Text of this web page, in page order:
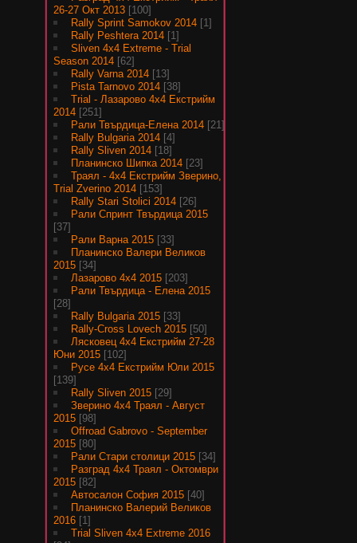
26-27 Окт 2013 [100]
Rally Sprint Samokov 2014 [1]
Rally Peshtera 2014 [1]
Sliven 4x4 Extreme - Trial
Season 2014 [62]
Rally Varna 2014 [13]
Pista Tarnovo 2014 [38]
Trial - Лазарово 4х4 Екстрийм
2014 [251]
Рали Твърдица-Елена 2014 [21]
Rally Bulgaria 2014 [4]
Rally Sliven 2014 [18]
Планинско Шипка 2014 [23]
Траял - 4х4 Екстрийм Зверино,
Trial Zverino 2014 [153]
Rally Stari Stolici 2014 [26]
Рали Спринт Твърдица 2015
[37]
Рали Варна 2015 [33]
Планинско Валери Великов
2015 [34]
Лазарово 4х4 2015 [203]
Рали Твърдица - Елена 2015
[28]
Rally Bulgaria 2015 [33]
Rally-Cross Lovech 2015 [50]
Лясковец 4х4 Екстрийм 27-28
Юни 2015 [102]
Русе 4х4 Екстрийм Юли 2015
[139]
Rally Sliven 2015 [29]
Зверино 4х4 Траял - Август
2015 [98]
Offroad Gabrovo - September
2015 [80]
Рали Стари столици 2015 [34]
Разград 4х4 Траял - Октомври
2015 [82]
Автосалон София 2015 [40]
Планинско Валерий Великов
2016 [1]
Trial Sliven 4x4 Extreme 2016